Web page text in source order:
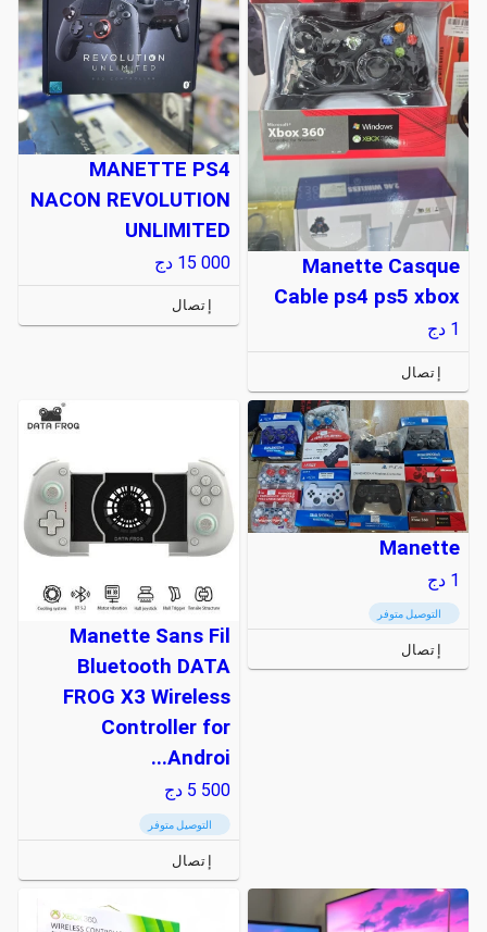
Manette Casque
Cable ps4 ps5 xbox
1 دج
إتصال
MANETTE PS4
NACON REVOLUTION
UNLIMITED
15 000 دج
إتصال
Manette
1 دج
التوصيل متوفر
إتصال
Manette Sans Fil
Bluetooth DATA
FROG X3 Wireless
Controller for
Androi...
5 500 دج
التوصيل متوفر
إتصال